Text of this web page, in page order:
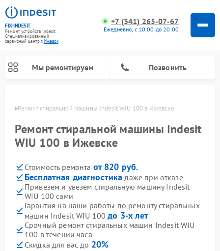
FIX-INDESIT
Ремонт устройств Indesit
Специализированный
cервисный центр г.Ижевск
+7 (341) 265-07-67
Ежедневно, с 10:00 до 20:00
Мы ремонтируем Позвонить
Ремонт стиральной машины Indesit WIU 100 в Ижевске
Ремонт стиральной машины Indesit
WIU 100 в Ижевске
Стоимость ремонта от 820 руб.
Бесплатная диагностика даже при отказе
Привезем и увезем стиральную машину Indesit
WIU 100 сами
Гарантия на наши работы по ремонту стиральных
машин Indesit WIU 100до 3-х лет
Срочный ремонт стиральных машин Indesit WIU
100 в течении часа
Скидка для вас до 20%